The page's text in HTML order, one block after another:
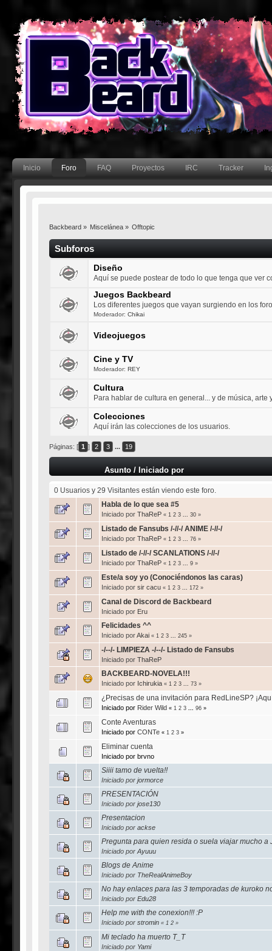
Inicio Foro FAQ Proyectos IRC Tracker
Backbeard» Miscelánea » Offtopic
Subforos
Diseño
Aquí se puede postear de todo lo que tenga que ver
Juegos Backbeard
Los diferentes juegos que vayan surgiendo en los
Moderador:Chikai
Videojuegos
Cine y TV
Moderador:REY
Cultura
Para hablar de cultura en general... y de música, arte
Colecciones
Aquí irán las colecciones de los usuarios.
Páginas: [ 1 ] 2 3 ... 19
Asunto/ Iniciado por
0 Usuarios y 29 Visitantes están viendo este foro.
Habla de lo que sea #5
Iniciado por ThaReP « 1 2 3 30»
Listado de Fansubs /-//-/ ANIME /-//-/
Iniciado por ThaReP « 1 2 3 76»
Listado de /-//-/ SCANLATIONS /-//-/
Iniciado por ThaReP « 1 2 3 9»
Este/a soy yo (Conociéndonos las caras)
Iniciado por sir cacu « 1 2 3 172»
Canal de Discord de Backbeard
Iniciado por Eru
Felicidades ^^
Iniciado porAkai « 1 2 3 245»
-/--/- LIMPIEZA -/--/- Listado de Fansubs
Iniciado por ThaReP
BACKBEARD-NOVELA!!!
Iniciado por Ichirukia « 1 2 3 73»
¿Precisas de una invitación para RedLineSP?
Iniciado por Rider Wild « 1 2 3 96»
Conte Aventuras
Iniciado por CONTe « 1 2 3»
Eliminar cuenta
Iniciado por brvno
Siiii tamo de vuelta!!
Iniciado por jormorce
PRESENTACIÓN
Iniciado por jose130
Presentacion
Iniciado por ackse
Pregunta para quien resida o suela viajar mucho a
Iniciado por Ayuuu
Blogs de Anime
Iniciado por TheRealAnimeBoy
No hay enlaces para las 3 temporadas de kuroko
Iniciado por Edu28
Help me with the conexion!!! :P
Iniciado por stromin « 1 2»
Mi teclado ha muerto T_T
Iniciado por Yami